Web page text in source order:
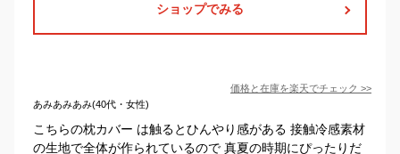
ショップでみる
価格と在庫を楽天でチェック >>
あみあみあみ(40代・女性)
こちらの枕カバー は触るとひんやり感がある 接触冷感素材
の生地で全体が作られているので 真夏の時期にぴったりだ